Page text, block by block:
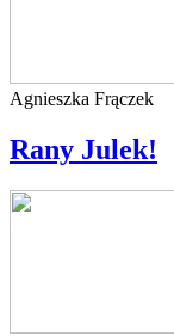
Agnieszka Frączek
Rany Julek!